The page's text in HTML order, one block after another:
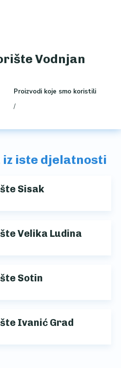
Vodnjan
Proizvodi koje smo koristili
/
iste djelatnosti
Sisak
Velika Ludina
Sotin
Ivanić Grad